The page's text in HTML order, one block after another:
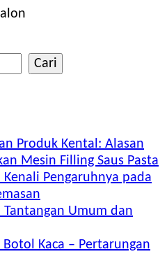
Cari
Produk Kental: Alasan
Mesin Filling Saus Pasta
Pengaruhnya pada
Tantangan Umum dan
Botol Kaca – Pertarungan